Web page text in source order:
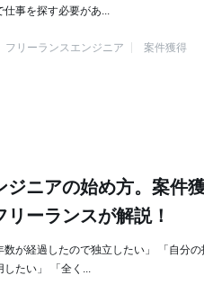
仕事を探す必要があ...
フリーランスエンジニア
案件獲得
ジニアの始め方。案件
ーランスが解説！
数が経過したので独立したい」 「自分
たい」 「全く...